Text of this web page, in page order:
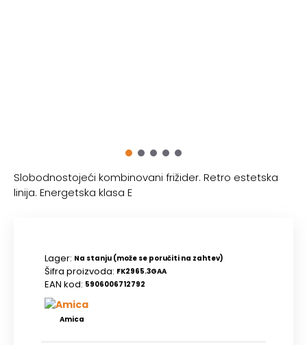
Slobodnostojeći kombinovani frižider. Retro estetska
linija. Energetska klasa E
Lager: Na stanju (može se poručiti na zahtev)
Šifra proizvoda: FK2965.3GAA
EAN kod: 5906006712792
Amica